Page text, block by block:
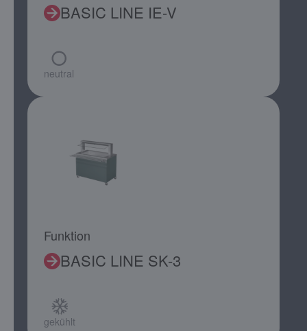
BASIC LINE IE-V
neutral
Funktion
BASIC LINE SK-3
gekühlt